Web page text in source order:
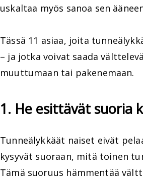
uskaltaa myös sanoa sen
Tässä 11 asiaa, joita
– ja jotka voivat saada
muuttumaan tai pakenemaan.
1. He esittävät suoria
Tunneälykkäät naiset eivät
kysyvät suoraan, mitä toinen
Tämä suoruus hämmentää